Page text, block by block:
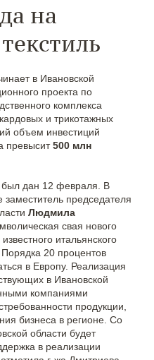
на
в Ивановской
проекта по
комплекса
и трикотажных
объем инвестиций
превысит500 млн
был дан 12 февраля. В
председателя
Людмила
свая нового
итальянского
20 процентов
в Европу. Реализация
в Ивановской
компаниями
продукции,
бизнеса в регионе. Со
области будет
в реализации